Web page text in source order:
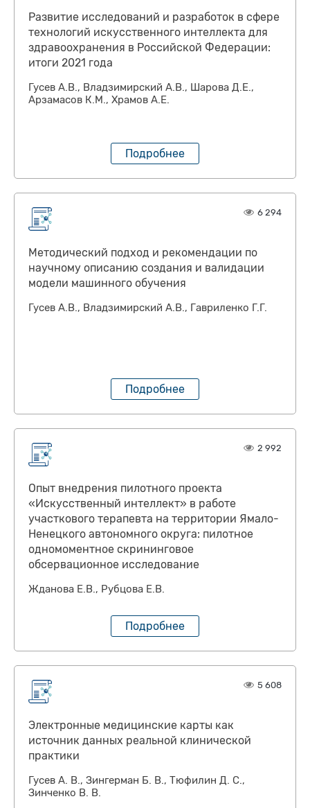
Развитие исследований и разработок в сфере
технологий искусственного интеллекта для
здравоохранения в Российской Федерации:
итоги 2021 года
Гусев А.В., Владзимирский А.В., Шарова Д.Е.,
Арзамасов К.М., Храмов А.Е.
Подробнее
6 294
Методический подход и рекомендации по
научному описанию создания и валидации
модели машинного обучения
Гусев А.В., Владзимирский А.В., Гавриленко Г.Г.
Подробнее
2 992
Опыт внедрения пилотного проекта
«Искусственный интеллект» в работе
участкового терапевта на территории Ямало-
Ненецкого автономного округа: пилотное
одномоментное скрининговое
обсервационное исследование
Жданова Е.В., Рубцова Е.В.
Подробнее
5 608
Электронные медицинские карты как
источник данных реальной клинической
практики
Гусев А. В., Зингерман Б. В., Тюфилин Д. С.,
Зинченко В. В.